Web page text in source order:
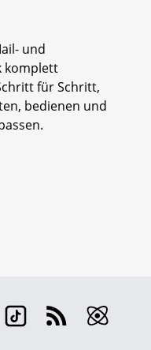
und
komplett
für Schritt,
bedienen und